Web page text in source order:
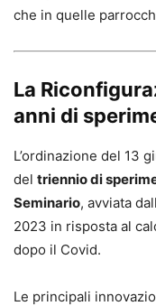
che in quelle
La
anni di
L’ordinazione del 13
del triennio di
Seminario, avviata
2023 in risposta al
dopo il Covid.
Le principali